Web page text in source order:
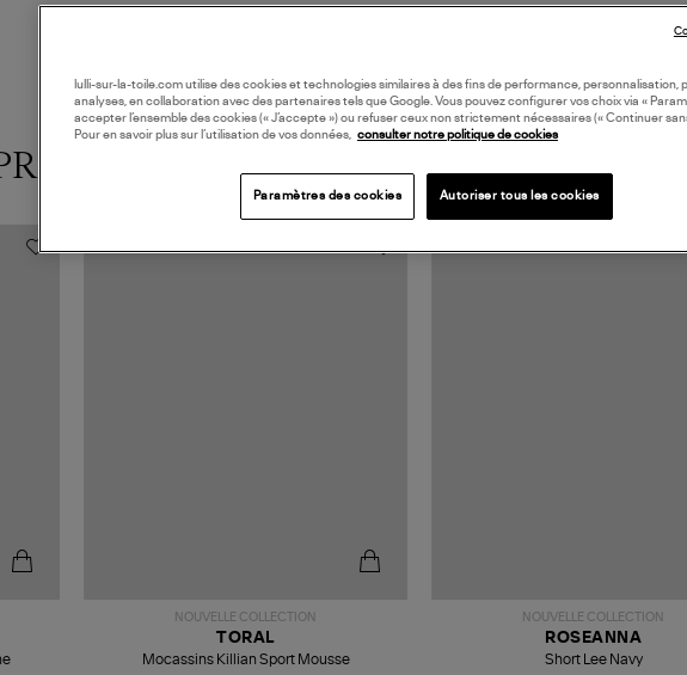
VUS
NOUVELLE COLLECTION
TORAL
Mocassins Killian Sport Mousse
NOUVELLE COLLECTION
ROSEANNA
Short Lee Navy
lulli-sur-la-toile.com utilise des cookies et technologies similaires à des fins de performance, personnalisation,
analyses, en collaboration avec des partenaires tels que Google. Vous pouvez configurer vos choix via «
accepter l’ensemble des cookies (« J’accepte ») ou refuser ceux non strictement nécessaires (« Continuer
Pour en savoir plus sur l’utilisation de vos données,
consulter notre politique de cookies
Paramètres des cookies Autoriser tous les cookies